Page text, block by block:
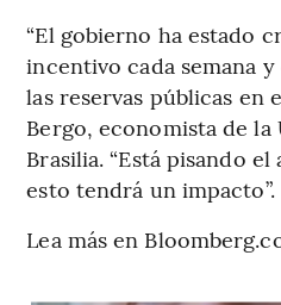
“El gobierno ha estado
incentivo cada semana
las reservas públicas en
Bergo, economista de la
Brasilia. “Está pisando
esto tendrá un impacto”.
Lea más en